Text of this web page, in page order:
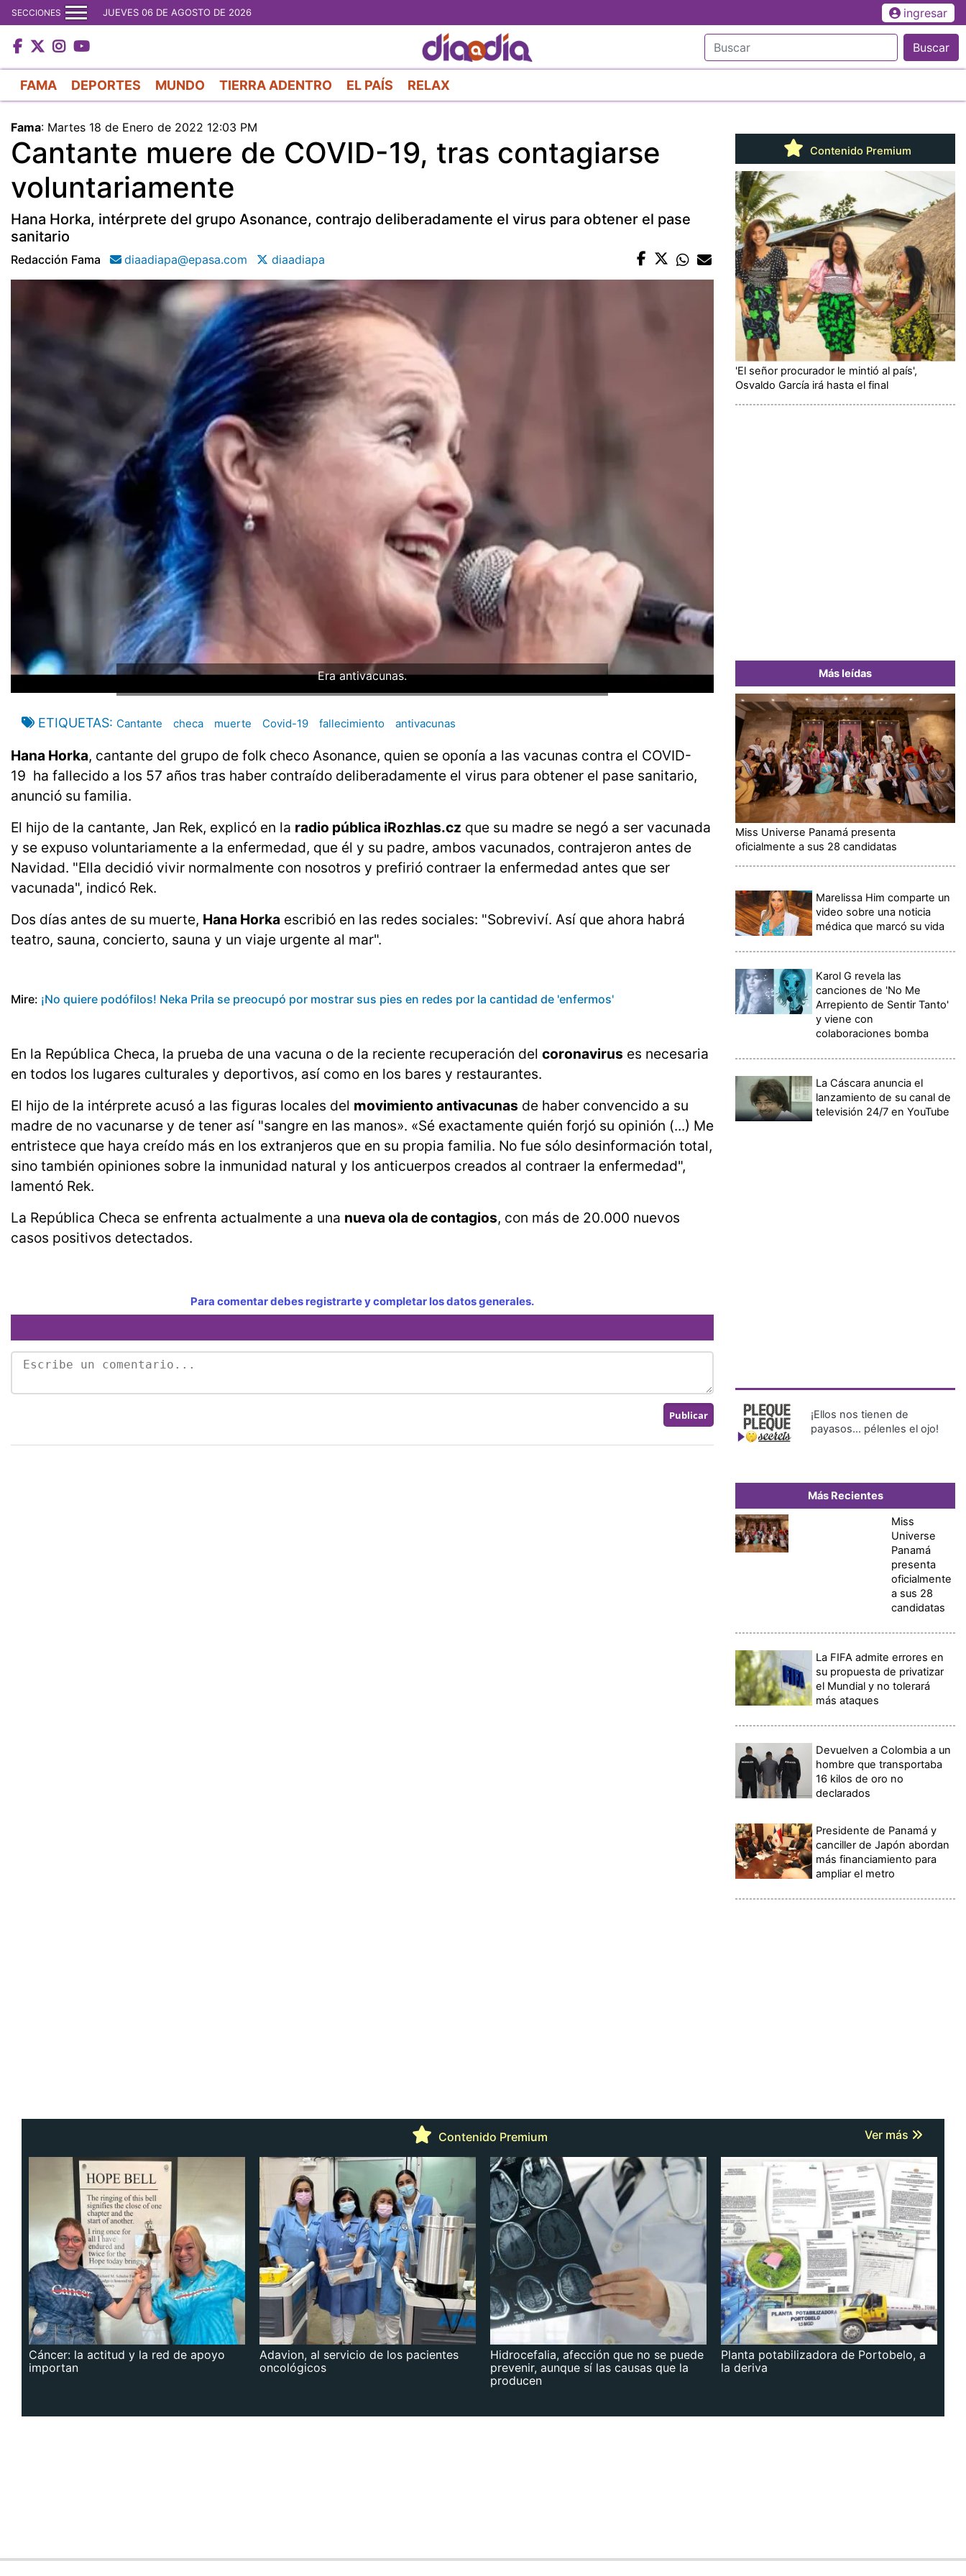
al
contenido
principal
SECCIONES JUEVES 06 DE AGOSTO DE 2026 ingresar
Buscar
FAMA DEPORTES MUNDO TIERRA ADENTRO EL PAÍS RELAX
Fama: Martes 18 de Enero de 2022 12:03 PM
Cantante muere de COVID-19, tras contagiarse
voluntariamente
Hana Horka, intérprete del grupo Asonance, contrajo deliberadamente el virus para obtener el pase
sanitario
Redacción Fama diaadiapa@epasa.com diaadiapa
Era antivacunas.
ETIQUETAS Cantante checa muerte Covid-19 fallecimiento antivacunas
Hana Horka, cantante del grupo de folk checo Asonance, quien se oponía a las vacunas contra el COVID-
19 ha fallecido a los 57 años tras haber contraído deliberadamente el virus para obtener el pase sanitario,
anunció su familia.
El hijo de la cantante, Jan Rek, explicó en la radio pública iRozhlas.cz que su madre se negó a ser vacunada
y se expuso voluntariamente a la enfermedad, que él y su padre, ambos vacunados, contrajeron antes de
Navidad. "Ella decidió vivir normalmente con nosotros y prefirió contraer la enfermedad antes que ser
vacunada", indicó Rek.
Dos días antes de su muerte, Hana Horka escribió en las redes sociales: "Sobreviví. Así que ahora habrá
teatro, sauna, concierto, sauna y un viaje urgente al mar".
Mire: ¡No quiere podófilos! Neka Prila se preocupó por mostrar sus pies en redes por la cantidad de 'enfermos'
En la República Checa, la prueba de una vacuna o de la reciente recuperación del coronavirus es necesaria
en todos los lugares culturales y deportivos, así como en los bares y restaurantes.
El hijo de la intérprete acusó a las figuras locales del movimiento antivacunas de haber convencido a su
madre de no vacunarse y de tener así "sangre en las manos». «Sé exactamente quién forjó su opinión (...) Me
entristece que haya creído más en los extranjeros que en su propia familia. No fue sólo desinformación total,
sino también opiniones sobre la inmunidad natural y los anticuerpos creados al contraer la enfermedad",
lamentó Rek.
La República Checa se enfrenta actualmente a una nueva ola de contagios, con más de 20.000 nuevos
casos positivos detectados.
Para comentar debes registrarte y completar los datos generales.
Contenido Premium
'El señor procurador le mintió al país',
Osvaldo García irá hasta el final
Más leídas
Miss Universe Panamá presenta
oficialmente a sus 28 candidatas
Marelissa Him comparte un
video sobre una noticia
médica que marcó su vida
Karol G revela las
canciones de 'No Me
Arrepiento de Sentir Tanto'
y viene con
colaboraciones bomba
La Cáscara anuncia el
lanzamiento de su canal de
televisión 24/7 en YouTube
¡Ellos nos tienen de
payasos… pélenles el ojo!
Más Recientes
Miss
Universe
Panamá
presenta
oficialmente
a sus 28
candidatas
La FIFA admite errores en
su propuesta de privatizar
el Mundial y no tolerará
más ataques
Devuelven a Colombia a un
hombre que transportaba
16 kilos de oro no
declarados
Presidente de Panamá y
canciller de Japón abordan
más financiamiento para
ampliar el metro
Contenido Premium Ver más
Cáncer: la actitud y la red de apoyo
importan
Adavion, al servicio de los pacientes
oncológicos
Hidrocefalia, afección que no se puede
prevenir, aunque sí las causas que la
producen
Planta potabilizadora de Portobelo, a
la deriva